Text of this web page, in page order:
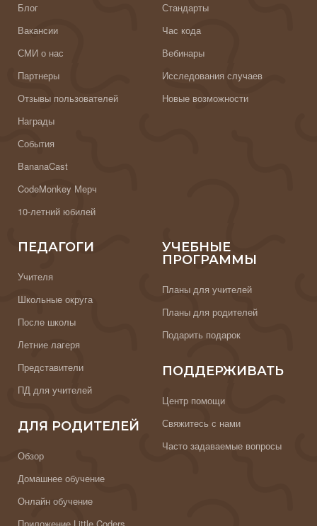
Блог
Вакансии
СМИ о нас
Партнеры
Отзывы пользователей
Награды
События
BananaCast
CodeMonkey Мерч
10-летний юбилей
Стандарты
Час кода
Вебинары
Исследования случаев
Новые возможности
ПЕДАГОГИ
Учителя
Школьные округа
После школы
Летние лагеря
Представители
ПД для учителей
ДЛЯ РОДИТЕЛЕЙ
Обзор
Домашнее обучение
Онлайн обучение
УЧЕБНЫЕ
ПРОГРАММЫ
Планы для учителей
Планы для родителей
Подарить подарок
ПОДДЕРЖИВАТЬ
Центр помощи
Свяжитесь с нами
Часто задаваемые вопросы